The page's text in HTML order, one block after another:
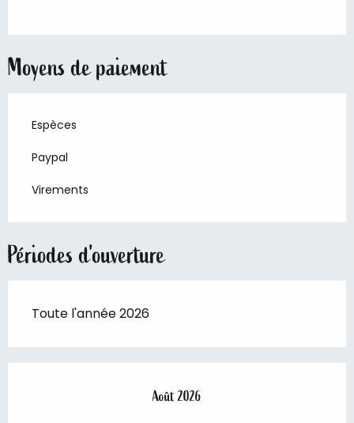
Moyens de paiement
Espèces
Paypal
Virements
Périodes d'ouverture
Toute l'année 2026
Août 2026